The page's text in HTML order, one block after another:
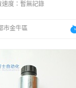
度： 暫無記錄
市金牛區